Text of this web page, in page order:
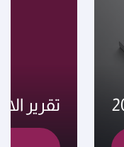
تقرير